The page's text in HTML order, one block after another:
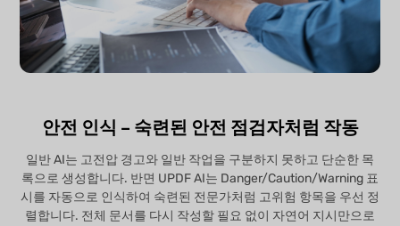
안전 인식 – 숙련된 안전 점검자처럼 작동
일반 AI는 고전압 경고와 일반 작업을 구분하지 못하고 단순한 목
록으로 생성합니다. 반면 UPDF AI는 Danger/Caution/Warning 표
시를 자동으로 인식하여 숙련된 전문가처럼 고위험 항목을 우선 정
렬합니다. 전체 문서를 다시 작성할 필요 없이 자연어 지시만으로